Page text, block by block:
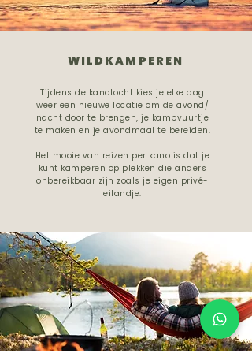
WILDKAMPEREN
Tijdens de kanotocht kies je elke dag
weer een nieuwe locatie om de avond/
nacht door te brengen, je kampvuurtje
te maken en je avondmaal te bereiden.
Het mooie van reizen per kano is dat je
kunt kamperen op plekken die anders
onbereikbaar zijn zoals je eigen privé-
eilandje.